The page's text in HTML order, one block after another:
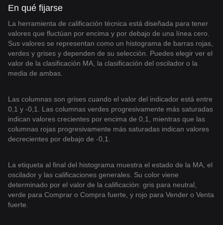
En qué fijarse
La herramienta de calificación técnica está diseñada para tener
valores que fluctúan por encima y por debajo de una línea cero.
Sus valores se representan como un histograma de barras rojas,
verdes y grises y dependen de su selección. Puedes elegir ver el
valor de la clasificación MA, la clasificación del oscilador o la
media de ambas.
Las columnas son grises cuando el valor del indicador está entre
0,1 y -0,1. Las columnas verdes progresivamente más saturadas
indican valores crecientes por encima de 0,1, mientras que las
columnas rojas progresivamente más saturadas indican valores
decrecientes por debajo de -0,1.
La etiqueta al final del histograma muestra el estado de la MA, el
oscilador y las calificaciones generales. Su color viene
determinado por el valor de la calificación: gris para neutral,
verde para Comprar o Compra fuerte, y rojo para Vender o Venta
fuerte.